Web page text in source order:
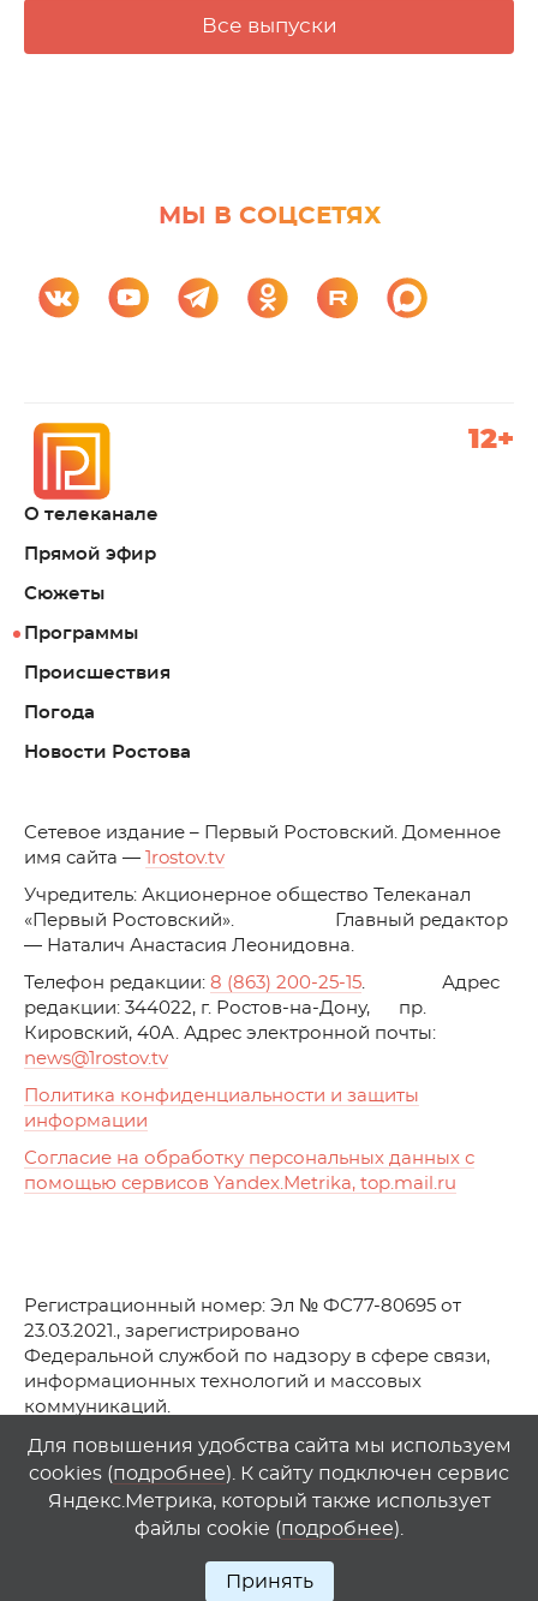
Все выпуски
МЫ В СОЦСЕТЯХ
О телеканале
Прямой эфир
Сюжеты
Программы
Происшествия
Погода
Новости Ростова
12+
Cетевое издание – Первый Ростовский. Доменное
имя сайта —
1rostov.tv
Учредитель: Акционерное общество Телеканал
«Первый Ростовский». Главный редактор
— Наталич Анастасия Леонидовна.
Телефон редакции: 8 (863) 200-25-15. Адрес
редакции: 344022, г. Ростов-на-Дону, пр.
Кировский, 40А. Адрес электронной почты:
news@1rostov.tv
Политика конфиденциальности и защиты
информации
Согласие на обработку персональных данных с
помощью сервисов Yandex.Metrika, top.mail.ru
Регистрационный номер: Эл № ФС77-80695 от
23.03.2021., зарегистрировано
Федеральной службой по надзору в сфере связи,
информационных технологий и массовых
коммуникаций.
© АО Телеканал «Первый Ростовский» (2021-2025)
Любое использование материалов сайта возможно
только при указании гиперссылки на1rostov.tv
Для повышения удобства сайта мы используем
cookies (подробнее). К сайту подключен сервис
Яндекс.Метрика, который также использует
файлы cookie (подробнее).
Принять